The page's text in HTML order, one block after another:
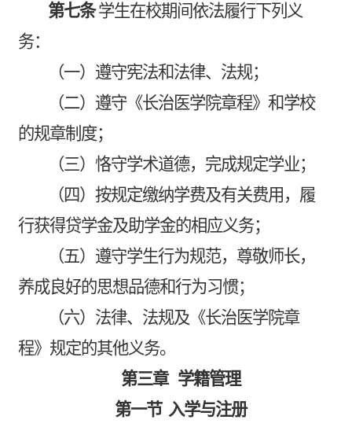
第七条 学生在校期间依法履行下列义
务：
（一）遵守宪法和法律、法规；
（二）遵守《长治医学院章程》和学校
的规章制度；
（三）恪守学术道德，完成规定学业；
（四）按规定缴纳学费及有关费用，履
行获得贷学金及助学金的相应义务；
（五）遵守学生行为规范，尊敬师长，
养成良好的思想品德和行为习惯；
（六）法律、法规及《长治医学院章
程》规定的其他义务。
第三章 学籍管理
第一节 入学与注册